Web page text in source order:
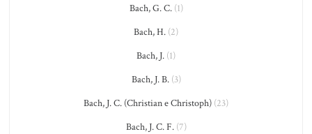
Bach, G. C.(1)
Bach, H. (2)
Bach, J. (1)
Bach, J. B.(3)
Bach, J. C. (Christian e Christoph) (23)
Bach, J. C. F.(7)